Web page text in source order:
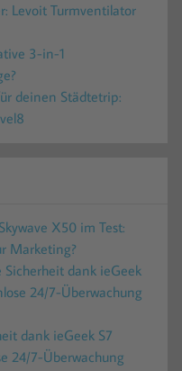
Levoit Turmventilator
3-in-1
deinen Städtetrip:
X50 im Test:
Marketing?
Sicherheit dank ieGeek
24/7-Überwachung
dank ieGeek S7
24/7-Überwachung